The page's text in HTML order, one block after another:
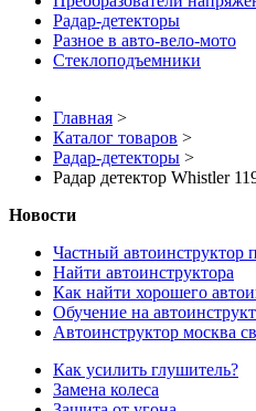
Радар-детекторы
Разное в авто-вело-мото
Стеклоподъемники
Главная >
Каталог товаров >
Радар-детекторы >
Радар детектор Whistler
Новости
Частный автоинструктор
Найти автоинструктора
Как найти хорошего
Обучение на
Автоинструктор москва
Как усилить глушитель?
Замена колеса